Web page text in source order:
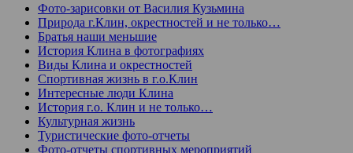
Фото-зарисовки от Василия Кузьмина
Природа г.Клин, окрестностей и не только…
Братья наши меньшие
История Клина в фотографиях
Виды Клина и окрестностей
Спортивная жизнь в г.о.Клин
Интересные люди Клина
История г.о. Клин и не только…
Культурная жизнь
Туристические фото-отчеты
Фото-отчеты спортивных мероприятий